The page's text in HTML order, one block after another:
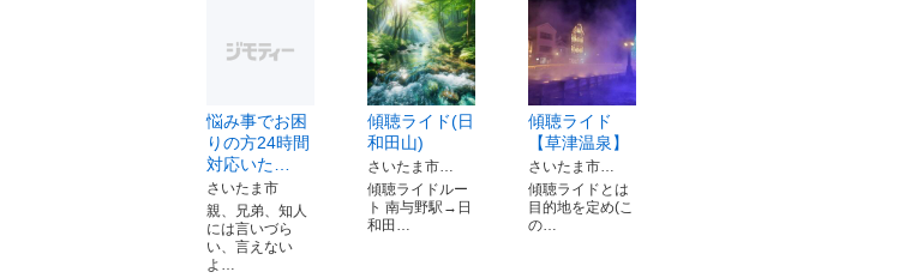
悩み事でお困
りの方24時間
対応いた…
さいたま市
親、兄弟、知人
には言いづら
い、言えない
よ…
傾聴ライド(日
和田山)
さいたま市…
傾聴ライドルー
ト 南与野駅→日
和田…
傾聴ライド
【草津温泉】
さいたま市…
傾聴ライドとは
目的地を定め(こ
の…